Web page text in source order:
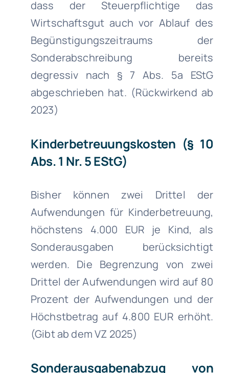
dass der Steuerpflichtige das
Wirtschaftsgut auch vor Ablauf des
Begünstigungszeitraums der
Sonderabschreibung bereits
degressiv nach § 7 Abs. 5a EStG
abgeschrieben hat. (Rückwirkend ab
2023)
Kinderbetreuungskosten (§ 10
Abs. 1 Nr. 5 EStG)
Bisher können zwei Drittel der
Aufwendungen für Kinderbetreuung,
höchstens 4.000 EUR je Kind, als
Sonderausgaben berücksichtigt
werden. Die Begrenzung von zwei
Drittel der Aufwendungen wird auf 80
Prozent der Aufwendungen und der
Höchstbetrag auf 4.800 EUR erhöht.
(Gibt ab dem VZ 2025)
Sonderausgabenabzug von